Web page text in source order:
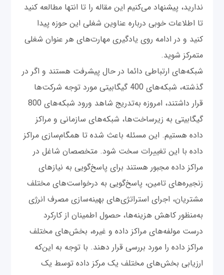
ندارید، پیشنهاد می‌کنیم این مقاله را تا انتها مطالعه کنید
تا اطلاعات خوبی درباره عناوین شغلی این حوزه پیدا
کنید و در ادامه روی یادگیری مهارت‌های هر عنوان شغلی
متمرکز شوید.
شبکه‌های ارتباطی دائما در حال پیشرفت هستند و اگر در
گذشته، شبکه‌های 400 گیگابیتی مورد توجه شرکت‌ها
قرار داشتند، امروزه به‌تدریج شاهد ورود شبکه‌های 800
گیگابیتی به زیرساخت‌ها، شبکه‌های سازمانی و مراکز
داده هستیم. این مسئله باعث شده تا همگام‌سازی مراکز
داده با این تغییرات سخت شود. متخصصان شاغل در
مراکز داده مجبور هستند برای پاسخ‌گویی به نیازهای
زنجیره‌های تامین، پاسخ‌گویی به درخواست‌های مختلف
مشتریان، اجرای استراتژی‌های بهینه‌سازی مصرف انرژی
به‌منظور کاهش هزینه‌ها، حصول اطمینان از کارکرد
درست مولفه‌های مراکز داده و غیره، بخش‌های مختلف
مراکز داده را مورد بررسی قرار دهند. با توجه به این‌که
ارزیابی بخش‌های مختلف یک مرکز داده توسط یک